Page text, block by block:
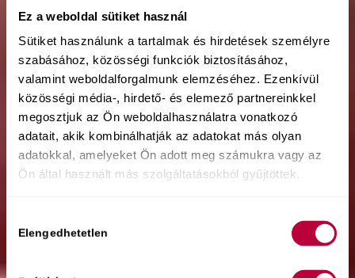
Ez a weboldal sütiket használ
Sütiket használunk a tartalmak és hirdetések személyre
szabásához, közösségi funkciók biztosításához,
valamint weboldalforgalmunk elemzéséhez. Ezenkívül
közösségi média-, hirdető- és elemező partnereinkkel
megosztjuk az Ön weboldalhasználatra vonatkozó
adatait, akik kombinálhatják az adatokat más olyan
adatokkal, amelyeket Ön adott meg számukra vagy az
Ön által használt más szolgáltatásokból gyűjtöttek.
kiválasztása
Elengedhetetlen
Az intenzív, gyönyörteli hüvelyi
érzetek megélésének
lehetősége mindenkinél adott
csak egy kis játékos tanulásra van
szükség
a jóniról, vagyis a női nemi szervek
„szent templomáról”.
Mutasd hogyan!